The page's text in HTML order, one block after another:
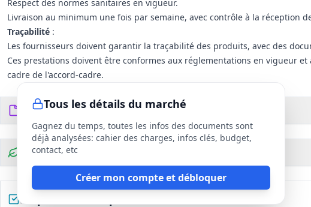
Respect des normes sanitaires en vigueur.
Livraison au minimum une fois par semaine, avec contrôle à la réception
Traçabilité :
Les fournisseurs doivent garantir la traçabilité des produits, avec des
Ces prestations doivent être conformes aux réglementations en vigueur
cadre de l'accord-cadre.
Tous les détails du marché
Gagnez du temps, toutes les infos des documents sont
déjà analysées: cahier des charges, infos clés, budget,
contact, etc
Créer mon compte et débloquer
Documents du DCE 15fichiers
Clauses environnementales
Préparez votre réponse